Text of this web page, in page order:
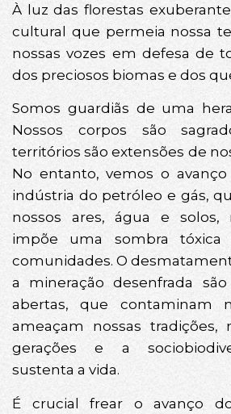
À luz das florestas
cultural que permeia nossa
nossas vozes em defesa de
dos preciosos biomas e dos
Somos guardiãs de uma
Nossos corpos são
territórios são extensões de
No entanto, vemos o
indústria do petróleo e gás,
nossos ares, água e solos,
impõe uma sombra tóxica
comunidades. O
a mineração desenfrada
abertas, que contaminam
ameaçam nossas tradições,
gerações e a
sustenta a vida.
É crucial frear o avanço